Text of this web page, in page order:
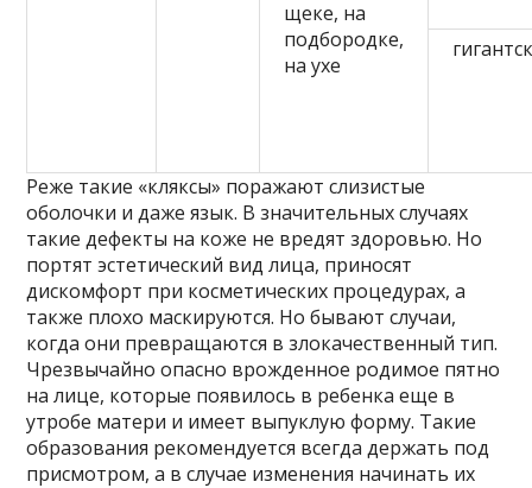
щеке, на
подбородке,
на ухе
Реже такие «кляксы» поражают слизистые
оболочки и даже язык. В значительных случаях
такие дефекты на коже не вредят здоровью. Но
портят эстетический вид лица, приносят
дискомфорт при косметических процедурах, а
также плохо маскируются. Но бывают случаи,
когда они превращаются в злокачественный тип.
Чрезвычайно опасно врожденное родимое пятно
на лице, которые появилось в ребенка еще в
утробе матери и имеет выпуклую форму. Такие
образования рекомендуется всегда держать под
присмотром, а в случае изменения начинать их